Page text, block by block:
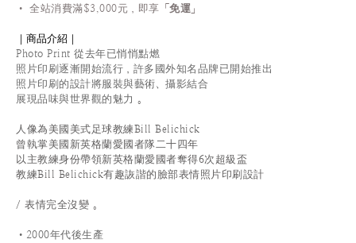
• 全站消費滿$3,000元，即享「 免運 」
｜商品介紹｜
Photo Print 從去年已悄悄點燃
照片印刷逐漸開始流行 ， 許多國外知名品牌已開始推出
照片印刷的設計將服裝與藝術、攝影結合
展現品味與世界觀的魅力 。
人像為美國美式足球教練Bill Belichick
曾執掌美國新英格蘭愛國者隊二十四年
以主教練身份帶領新英格蘭愛國者奪得6次超級盃
教練Bill Belichick有趣詼諧的臉部表情照片印刷設計
/ 表情完全沒變 。
•2000年代後生產